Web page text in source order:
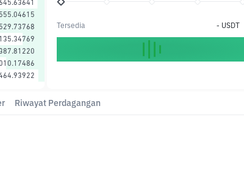
Tersedia - USDT
Riwayat Perdagangan